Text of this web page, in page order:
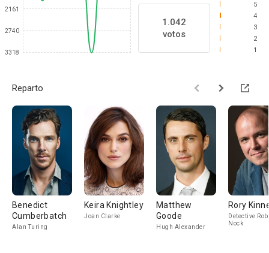
2161
2740
3318
1.042
votos
5
4
3
2
1
Reparto
Benedict
Cumberbatch
Alan Turing
Keira Knightley
Joan Clarke
Matthew
Goode
Hugh Alexander
Rory
Detective
Nock